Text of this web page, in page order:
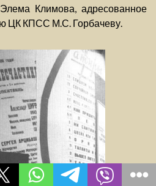
Климова, адресованное
ЦК КПСС М.С. Горбачеву.